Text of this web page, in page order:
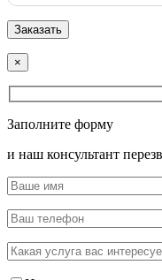
×
Заполните форму
и наш консультант